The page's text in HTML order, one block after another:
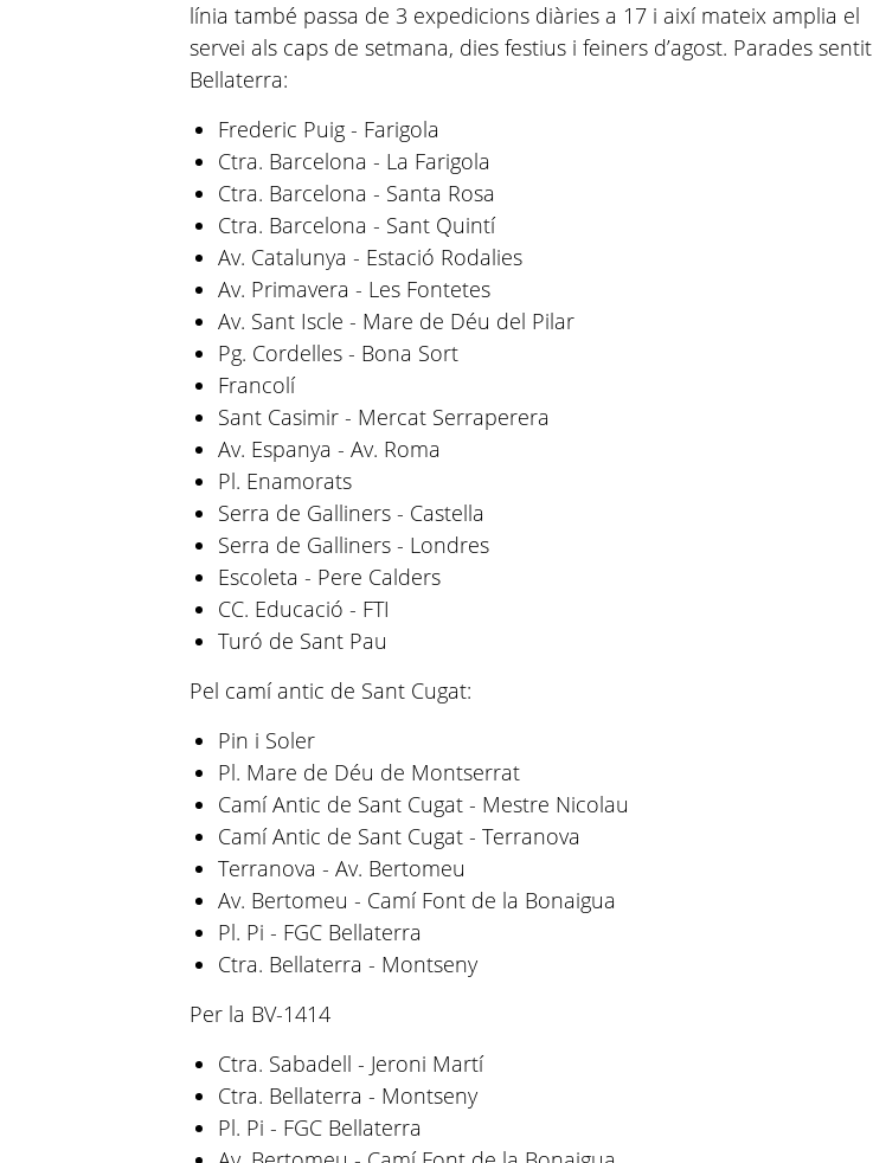
línia també passa de 3 expedicions diàries a 17 i així mateix amplia el
servei als caps de setmana, dies festius i feiners d’agost. Parades sentit
Bellaterra:
Frederic Puig - Farigola
Ctra. Barcelona - La Farigola
Ctra. Barcelona - Santa Rosa
Ctra. Barcelona - Sant Quintí
Av. Catalunya - Estació Rodalies
Av. Primavera - Les Fontetes
Av. Sant Iscle - Mare de Déu del Pilar
Pg. Cordelles - Bona Sort
Francolí
Sant Casimir - Mercat Serraperera
Av. Espanya - Av. Roma
Pl. Enamorats
Serra de Galliners - Castella
Serra de Galliners - Londres
Escoleta - Pere Calders
CC. Educació - FTI
Turó de Sant Pau
Pel camí antic de Sant Cugat:
Pin i Soler
Pl. Mare de Déu de Montserrat
Camí Antic de Sant Cugat - Mestre Nicolau
Camí Antic de Sant Cugat - Terranova
Terranova - Av. Bertomeu
Av. Bertomeu - Camí Font de la Bonaigua
Pl. Pi - FGC Bellaterra
Ctra. Bellaterra - Montseny
Per la BV-1414
Ctra. Sabadell - Jeroni Martí
Ctra. Bellaterra - Montseny
Pl. Pi - FGC Bellaterra